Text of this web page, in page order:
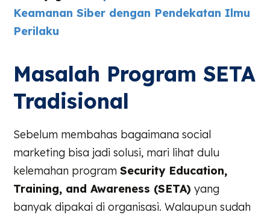
Keamanan Siber dengan Pendekatan Ilmu
Perilaku
Masalah Program SETA
Tradisional
Sebelum membahas bagaimana social
marketing bisa jadi solusi, mari lihat dulu
kelemahan programSecurity Education,
Training, and Awareness (SETA) yang
banyak dipakai di organisasi. Walaupun sudah